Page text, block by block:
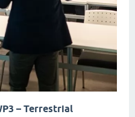
– Terrestrial